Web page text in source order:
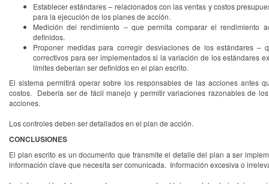
Establecer estándares – relacionados con las ventas y costos
para la ejecución de los planes de acción.
Medición del rendimiento – que permita comparar el rendimiento
definidos.
Proponer medidas para corregir desviaciones de los estándares –
correctivos para ser implementados si la variación de los estándares
límites deberían ser definidos en el plan escrito.
El sistema permitirá operar sobre los responsables de las acciones antes
costos. Debería ser de fácil manejo y permitir variaciones razonables de
acciones.
Los controles deben ser detallados en el plan de acción.
CONCLUSIONES
El plan escrito es un documento que transmite el detalle del plan a ser
información clave que necesita ser comunicada. Información excesiva o